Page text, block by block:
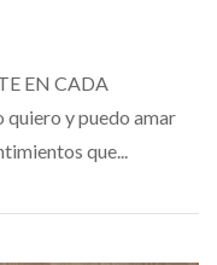
EN CADA
y puedo amar
que...